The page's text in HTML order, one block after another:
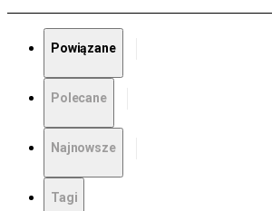
Powiązane
Polecane
Najnowsze
Tagi